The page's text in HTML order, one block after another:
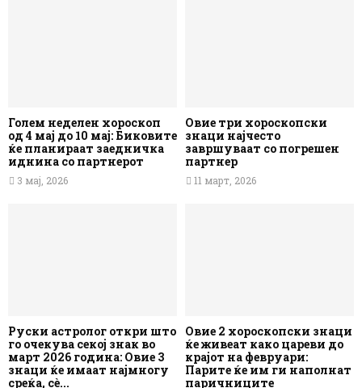
Голем неделен хороскоп
од 4 мај до 10 мај: Биковите
ќе планираат заедничка
иднина со партнерот
3 мај, 2026
Овие три хороскопски
знаци најчесто
завршуваат со погрешен
партнер
11 март, 2026
Руски астролог откри што
го очекува секој знак во
март 2026 година: Овие 3
знаци ќе имаат најмногу
среќа, сè...
Овие 2 хороскопски знаци
ќе живеат како цареви до
крајот на февруари:
Парите ќе им ги наполнат
паричниците